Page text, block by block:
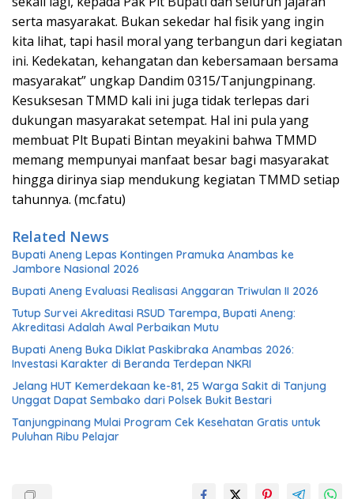
serta masyarakat. Bukan sekedar hal fisik yang ingin
kita lihat, tapi hasil moral yang terbangun dari kegiatan
ini. Kedekatan, kehangatan dan kebersamaan bersama
masyarakat” ungkap Dandim 0315/Tanjungpinang.
Kesuksesan TMMD kali ini juga tidak terlepas dari
dukungan masyarakat setempat. Hal ini pula yang
membuat Plt Bupati Bintan meyakini bahwa TMMD
memang mempunyai manfaat besar bagi masyarakat
hingga dirinya siap mendukung kegiatan TMMD setiap
tahunnya. (mc.fatu)
Related News
Bupati Aneng Lepas Kontingen Pramuka Anambas ke
Jambore Nasional 2026
Bupati Aneng Evaluasi Realisasi Anggaran Triwulan II 2026
Tutup Survei Akreditasi RSUD Tarempa, Bupati Aneng:
Akreditasi Adalah Awal Perbaikan Mutu
Bupati Aneng Buka Diklat Paskibraka Anambas 2026:
Investasi Karakter di Beranda Terdepan NKRI
Jelang HUT Kemerdekaan ke-81, 25 Warga Sakit di Tanjung
Unggat Dapat Sembako dari Polsek Bukit Bestari
Tanjungpinang Mulai Program Cek Kesehatan Gratis untuk
Puluhan Ribu Pelajar